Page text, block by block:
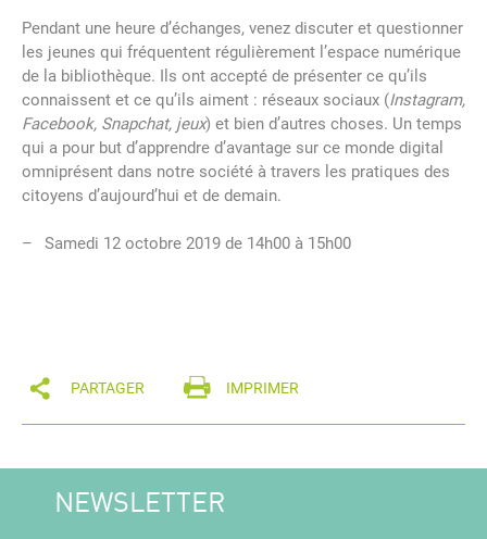
Pendant une heure d’échanges, venez discuter et questionner
les jeunes qui fréquentent régulièrement l’espace numérique
de la bibliothèque. Ils ont accepté de présenter ce qu’ils
connaissent et ce qu’ils aiment : réseaux sociaux (Instagram,
Facebook, Snapchat, jeux) et bien d’autres choses. Un temps
qui a pour but d’apprendre d’avantage sur ce monde digital
omniprésent dans notre société à travers les pratiques des
citoyens d’aujourd’hui et de demain.
Samedi 12 octobre 2019 de 14h00 à 15h00
PARTAGER IMPRIMER
NEWSLETTER